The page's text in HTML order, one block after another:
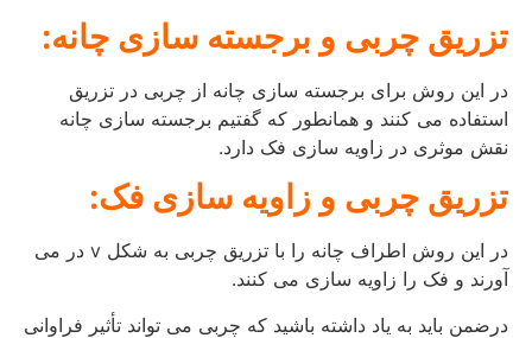
تزریق چربی و برجسته سازی چانه:
در این روش برای برجسته سازی چانه از چربی در تزریق
استفاده می کنند و همانطور که گفتیم برجسته سازی چانه
نقش موثری در زاویه سازی فک دارد.
تزریق چربی و زاویه سازی فک:
در این روش اطراف چانه را با تزریق چربی به شکل v در می
آورند و فک را زاویه سازی می کنند.
درضمن باید به یاد داشته باشید که چربی می تواند تأثیر فراوانی